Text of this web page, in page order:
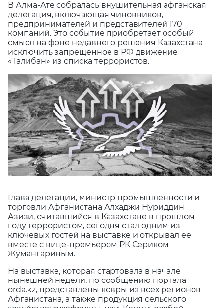
В Алма-Ате собралась внушительная афганская
делегация, включающая чиновников,
предпринимателей и представителей 170
компаний. Это событие приобретает особый
смысл на фоне недавнего решения Казахстана
исключить запрещенное в РФ движение
«Талибан» из списка террористов.
Глава делегации, министр промышленности и
торговли Афганистана Алхаджи Нуриддин
Азизи, считавшийся в Казахстане в прошлом
году террористом, сегодня стал одним из
ключевых гостей на выставке и открывал ее
вместе с вице-премьером РК Сериком
Жумангариным.
На выставке, которая стартовала в начале
нынешней недели, по сообщению портала
orda.kz, представлены ковры из всех регионов
Афганистана, а также продукция сельского